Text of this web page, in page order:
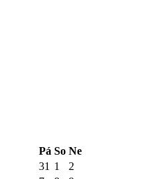
Pá So Ne
31 1
2